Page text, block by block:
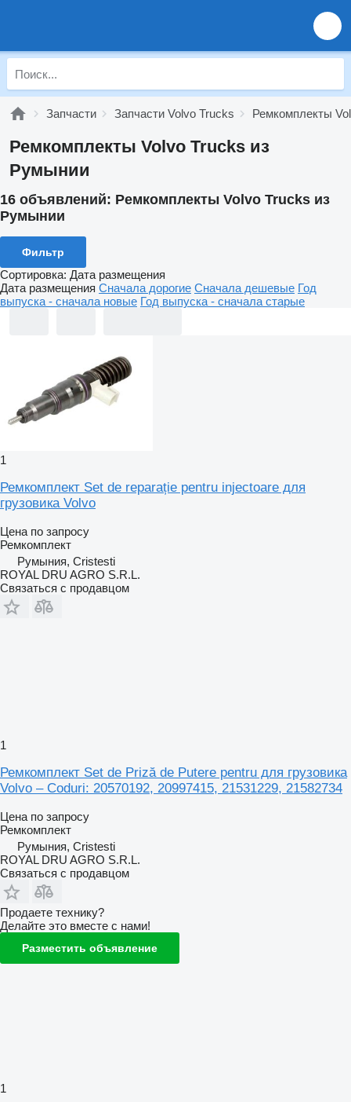
Запчасти Запчасти Volvo Trucks Ремкомплекты
Ремкомплекты Volvo Trucks из
Румынии
16 объявлений: Ремкомплекты Volvo Trucks из
Румынии
Фильтр
Сортировка: Дата размещения
Дата размещения Сначала дорогие Сначала дешевые Год
выпуска - сначала новые Год выпуска - сначала старые
1
Ремкомплект Set de reparație pentru injectoare для
грузовика Volvo
Цена по запросу
Ремкомплект
Румыния, Cristesti
ROYAL DRU AGRO S.R.L.
Связаться с продавцом
1
Ремкомплект Set de Priză de Putere pentru для грузовика
Volvo – Coduri: 20570192, 20997415, 21531229, 21582734
Цена по запросу
Ремкомплект
Румыния, Cristesti
ROYAL DRU AGRO S.R.L.
Связаться с продавцом
Продаете технику?
Делайте это вместе с нами!
Разместить объявление
1